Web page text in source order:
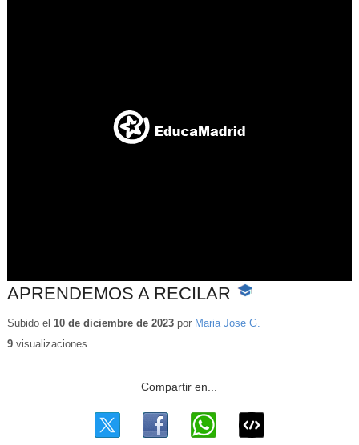
APRENDEMOS A RECILAR
-
educativo
Subido el 10 de diciembre de 2023por Maria Jose G.
9visualizaciones